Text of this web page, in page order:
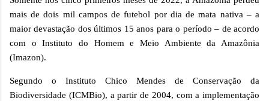
mais de dois mil campos de futebol por dia de mata nativa – a
maior devastação dos últimos 15 anos para o período – de acordo
com o Instituto do Homem e Meio Ambiente da Amazônia
(Imazon).
Segundo o Instituto Chico Mendes de Conservação da
Biodiversidade (ICMBio), a partir de 2004, com a implementação